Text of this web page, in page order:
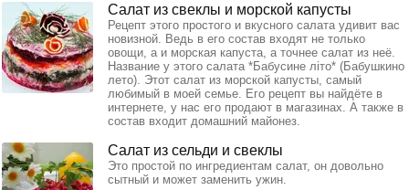
Салат из свеклы и морской капусты
Рецепт этого простого и вкусного салата удивит вас
новизной. Ведь в его состав входят не только
овощи, а и морская капуста, а точнее салат из неё.
Название у этого салата *Бабусине літо* (Бабушкино
лето). Этот салат из морской капусты, самый
любимый в моей семье. Его рецепт вы найдёте в
интернете, у нас его продают в магазинах. А также в
состав входит домашний майонез.
Салат из сельди и свеклы
Это простой по ингредиентам салат, он довольно
сытный и может заменить ужин.